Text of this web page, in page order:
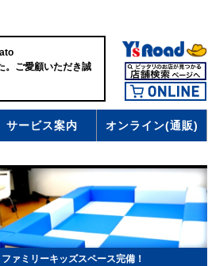
。ご愛顧いただき誠
サービス案内 オンライン(通販)
ァミリーキッズスペース完備！